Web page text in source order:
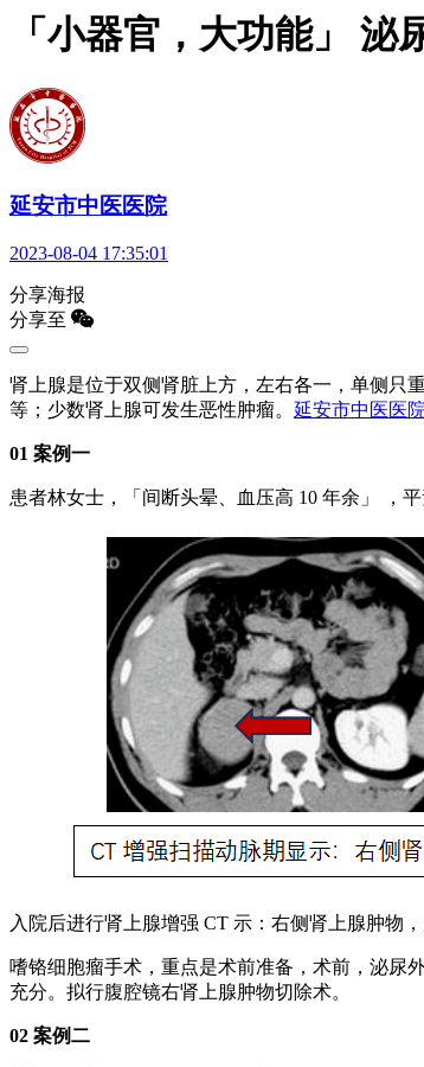
「小器官，大功能」 泌
延安市中医医院
2023-08-04 17:35:01
分享海报
分享至
肾上腺是位于双侧肾脏上方，左右各一，单侧只
等；少数肾上腺可发生恶性肿瘤。 延安市中医医院
01 案例一
患者林女士，「间断头晕、血压高 10 年余」 ，
入院后进行肾上腺增强 CT 示：右侧肾上腺肿物
嗜铬细胞瘤手术，重点是术前准备，术前，泌尿
充分。拟行腹腔镜右肾上腺肿物切除术。
02 案例二